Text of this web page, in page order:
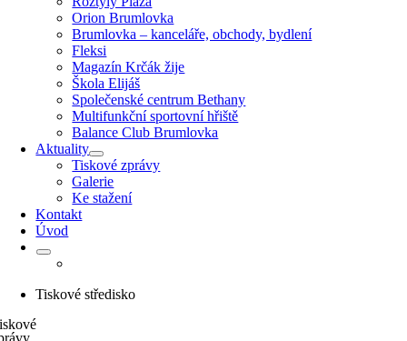
Orion Brumlovka
Brumlovka – kanceláře, obchody, bydlení
Fleksi
Magazín Krčák žije
Škola Elijáš
Společenské centrum Bethany
Multifunkční sportovní hřiště
Balance Club Brumlovka
Aktuality
Tiskové zprávy
Galerie
Ke stažení
Kontakt
Úvod
Tiskové středisko